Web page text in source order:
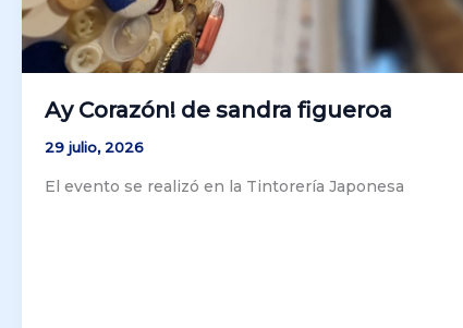
Ay Corazón! de sandra figueroa
29 julio, 2026
El evento se realizó en la Tintorería Japonesa